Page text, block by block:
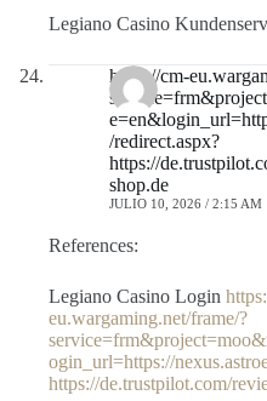
Legiano Casino
https://cm-
/redirect.aspx?
https://
shop.de
JULIO 10, 2026 / 2:15 AM
References:
Legiano Casino Login
eu.wargaming.net/frame/?
ogin_url=https://
https://de.trustpilot.com/